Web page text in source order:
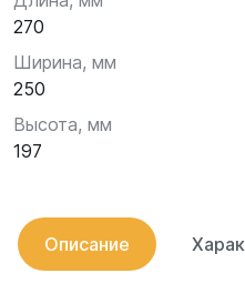
270
Ширина, мм
250
Высота, мм
197
Описание